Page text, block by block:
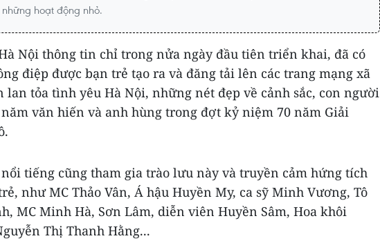
hoạt động nhỏ.
Nội thông tin chỉ trong nửa ngày đầu tiên triển khai, đã có
điệp được bạn trẻ tạo ra và đăng tải lên các trang mạng xã
lan tỏa tình yêu Hà Nội, những nét đẹp về cảnh sắc, con người
văn hiến và anh hùng trong đợt kỷ niệm 70 năm Giải
tiếng cũng tham gia trào lưu này và truyền cảm hứng tích
như MC Thảo Vân, Á hậu Huyền My, ca sỹ Minh Vương, Tô
MC Minh Hà, Sơn Lâm, diễn viên Huyền Sâm, Hoa khôi
Thị Thanh Hằng...